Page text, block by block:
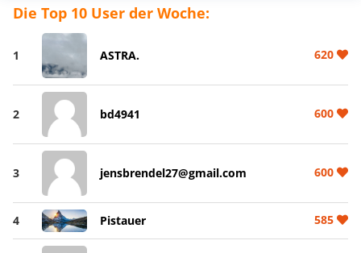
Die Top 10 User der Woche:
1 ASTRA. 620
2 bd4941 600
3 jensbrendel27@gmail.com 600
4 Pistauer 585